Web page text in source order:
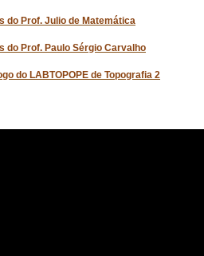
do Prof. Julio de Matemática
do Prof. Paulo Sérgio Carvalho
do LABTOPOPE de Topografia 2